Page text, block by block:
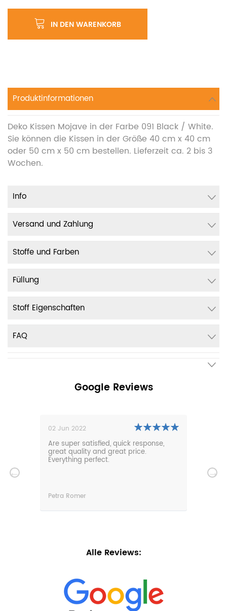
IN DEN WARENKORB
Produktinformationen
Deko Kissen Mojave in der Farbe 091 Black / White.
Sie können die Kissen in der Größe 40 cm x 40 cm
oder 50 cm x 50 cm bestellen. Lieferzeit ca. 2 bis 3
Wochen.
Info
Versand und Zahlung
Stoffe und Farben
Füllung
Stoff Eigenschaften
FAQ
Google Reviews
02 Jun 2022
Are super satisfied, quick response,
great quality and great price.
Everything perfect.
Petra Romer
Alle Reviews: